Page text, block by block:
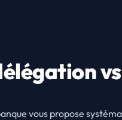
vous propose